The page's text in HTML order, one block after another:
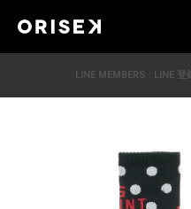
LINE MEMBERS : LINE